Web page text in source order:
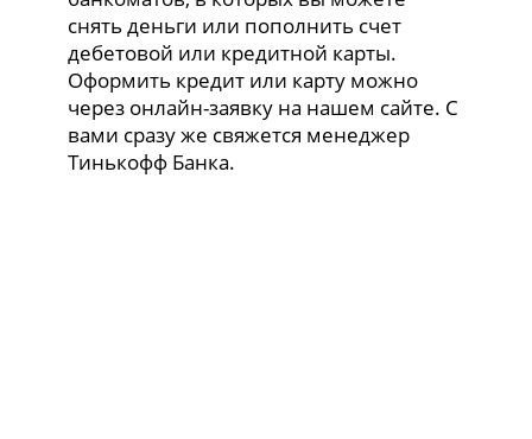
снять деньги или пополнить счет
дебетовой или кредитной карты.
Оформить кредит или карту можно
через онлайн-заявку на нашем сайте. С
вами сразу же свяжется менеджер
Тинькофф Банка.